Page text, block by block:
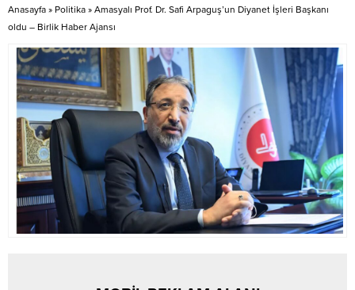
Anasayfa » Politika » Amasyalı Prof. Dr. Safi Arpaguş’un Diyanet İşleri Başkanı
oldu – Birlik Haber Ajansı